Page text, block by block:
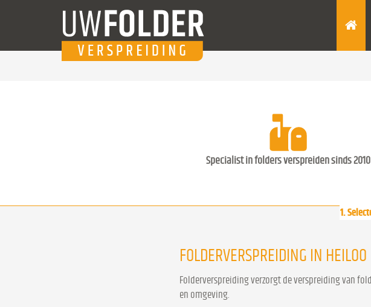
Specialist in folders verspreiden sinds 2010
1.
FOLDERVERSPREIDING IN HEILOO
Folderverspreiding verzorgt de verspreiding van
en omgeving.